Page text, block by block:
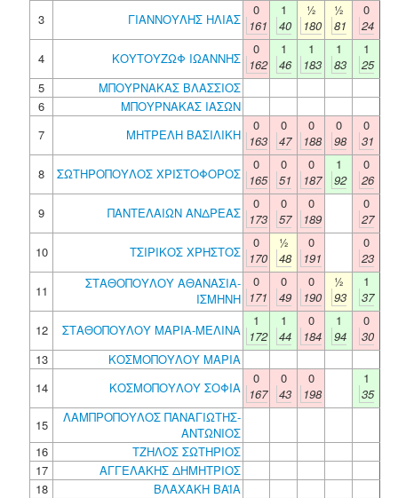
3
ΓΙΑΝΝΟΥΛΗΣ ΗΛΙΑΣ
0
161
1
40
½
180
½
81
0
24
4
ΚΟΥΤΟΥΖΩΦ ΙΩΑΝΝΗΣ
0
162
1
46
1
183
1
83
1
25
5
ΜΠΟΥΡΝΑΚΑΣ ΒΛΑΣΣΙΟΣ
6
ΜΠΟΥΡΝΑΚΑΣ ΙΑΣΩΝ
7
ΜΗΤΡΕΛΗ ΒΑΣΙΛΙΚΗ
0
163
0
47
0
188
0
98
0
31
8
ΣΩΤΗΡΟΠΟΥΛΟΣ ΧΡΙΣΤΟΦΟΡΟΣ
0
165
0
51
0
187
1
92
0
26
9
ΠΑΝΤΕΛΑΙΩΝ ΑΝΔΡΕΑΣ
0
173
0
57
0
189
0
27
10
ΤΣΙΡΙΚΟΣ ΧΡΗΣΤΟΣ
0
170
½
48
0
191
0
23
11
ΣΤΑΘΟΠΟΥΛΟΥ ΑΘΑΝΑΣΙΑ-
ΙΣΜΗΝΗ
0
171
0
49
0
190
½
93
1
37
12
ΣΤΑΘΟΠΟΥΛΟΥ ΜΑΡΙΑ-ΜΕΛΙΝΑ
1
172
1
44
0
184
1
94
0
30
13
ΚΟΣΜΟΠΟΥΛΟΥ ΜΑΡΙΑ
14
ΚΟΣΜΟΠΟΥΛΟΥ ΣΟΦΙΑ
0
167
0
43
0
198
1
35
15
ΛΑΜΠΡΟΠΟΥΛΟΣ ΠΑΝΑΓΙΩΤΗΣ-
ΑΝΤΩΝΙΟΣ
16
ΤΖΗΛΟΣ ΣΩΤΗΡΙΟΣ
17
ΑΓΓΕΛΑΚΗΣ ΔΗΜΗΤΡΙΟΣ
18
ΒΛΑΧΑΚΗ ΒΑΪΑ